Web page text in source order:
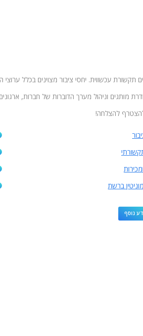
תקשורת עכשווית. יחסי ציבור מצוינים בכלל
מותגים וניהול מערך הדוברות של חברות,
להצלחה!
ברשת
נוסף